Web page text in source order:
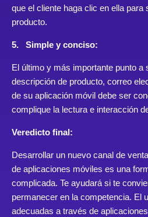
que el cliente haga clic en ella para
producto.
5. Simple y conciso:
El último y más importante punto a
descripción de producto, correo
de su aplicación móvil debe ser
complique la lectura e interacción
Veredicto final:
Desarrollar un nuevo canal de
de aplicaciones móviles es una
complicada. Te ayudará si te
permanecer en la competencia. El
adecuadas a través de